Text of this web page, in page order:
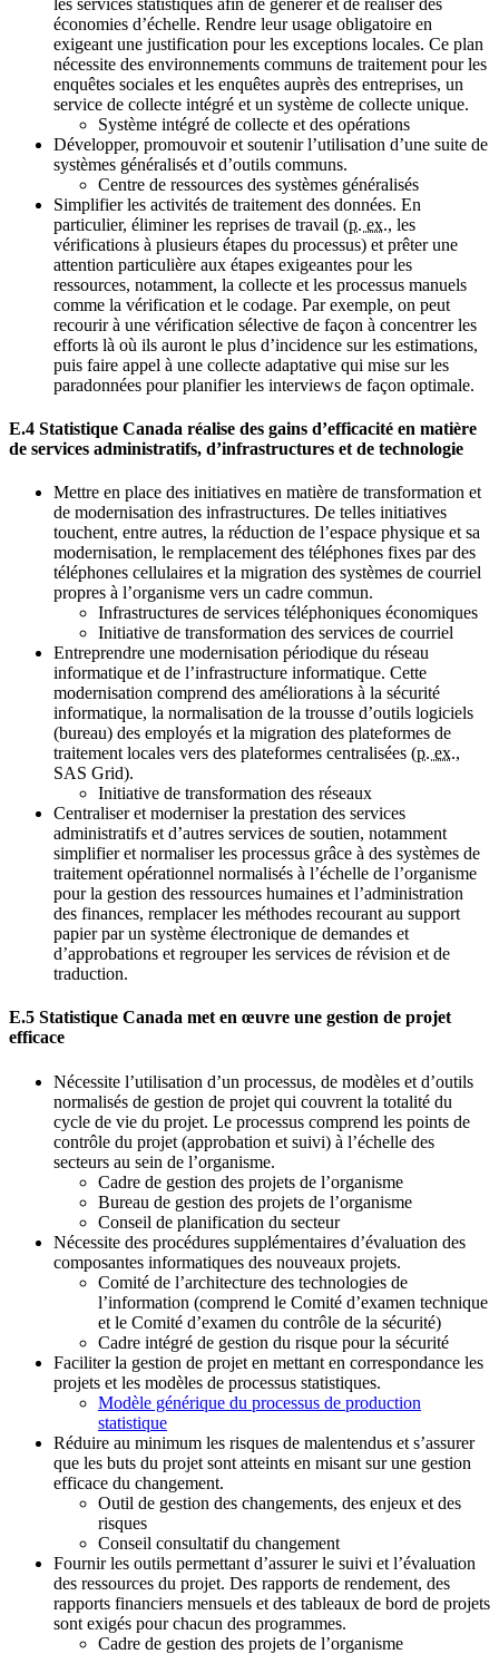
économies d’échelle. Rendre leur usage obligatoire en
exigeant une justification pour les exceptions locales. Ce plan
nécessite des environnements communs de traitement pour les
enquêtes sociales et les enquêtes auprès des entreprises, un
service de collecte intégré et un système de collecte unique.
Système intégré de collecte et des opérations
Développer, promouvoir et soutenir l’utilisation d’une suite de
systèmes généralisés et d’outils communs.
Centre de ressources des systèmes généralisés
Simplifier les activités de traitement des données. En
particulier, éliminer les reprises de travail (p. ex., les
vérifications à plusieurs étapes du processus) et prêter une
attention particulière aux étapes exigeantes pour les
ressources, notamment, la collecte et les processus manuels
comme la vérification et le codage. Par exemple, on peut
recourir à une vérification sélective de façon à concentrer les
efforts là où ils auront le plus d’incidence sur les estimations,
puis faire appel à une collecte adaptative qui mise sur les
paradonnées pour planifier les interviews de façon optimale.
E.4 Statistique Canada réalise des gains d’efficacité en matière
de services administratifs, d’infrastructures et de technologie
Mettre en place des initiatives en matière de transformation et
de modernisation des infrastructures. De telles initiatives
touchent, entre autres, la réduction de l’espace physique et sa
modernisation, le remplacement des téléphones fixes par des
téléphones cellulaires et la migration des systèmes de courriel
propres à l’organisme vers un cadre commun.
Infrastructures de services téléphoniques économiques
Initiative de transformation des services de courriel
Entreprendre une modernisation périodique du réseau
informatique et de l’infrastructure informatique. Cette
modernisation comprend des améliorations à la sécurité
informatique, la normalisation de la trousse d’outils logiciels
(bureau) des employés et la migration des plateformes de
traitement locales vers des plateformes centralisées (p. ex.,
SAS Grid).
Initiative de transformation des réseaux
Centraliser et moderniser la prestation des services
administratifs et d’autres services de soutien, notamment
simplifier et normaliser les processus grâce à des systèmes de
traitement opérationnel normalisés à l’échelle de l’organisme
pour la gestion des ressources humaines et l’administration
des finances, remplacer les méthodes recourant au support
papier par un système électronique de demandes et
d’approbations et regrouper les services de révision et de
traduction.
E.5 Statistique Canada met en œuvre une gestion de projet
efficace
Nécessite l’utilisation d’un processus, de modèles et d’outils
normalisés de gestion de projet qui couvrent la totalité du
cycle de vie du projet. Le processus comprend les points de
contrôle du projet (approbation et suivi) à l’échelle des
secteurs au sein de l’organisme.
Cadre de gestion des projets de l’organisme
Bureau de gestion des projets de l’organisme
Conseil de planification du secteur
Nécessite des procédures supplémentaires d’évaluation des
composantes informatiques des nouveaux projets.
Comité de l’architecture des technologies de
l’information (comprend le Comité d’examen technique
et le Comité d’examen du contrôle de la sécurité)
Cadre intégré de gestion du risque pour la sécurité
Faciliter la gestion de projet en mettant en correspondance les
projets et les modèles de processus statistiques.
Modèle générique du processus de production
statistique
Réduire au minimum les risques de malentendus et s’assurer
que les buts du projet sont atteints en misant sur une gestion
efficace du changement.
Outil de gestion des changements, des enjeux et des
risques
Conseil consultatif du changement
Fournir les outils permettant d’assurer le suivi et l’évaluation
des ressources du projet. Des rapports de rendement, des
rapports financiers mensuels et des tableaux de bord de projets
sont exigés pour chacun des programmes.
Cadre de gestion des projets de l’organisme